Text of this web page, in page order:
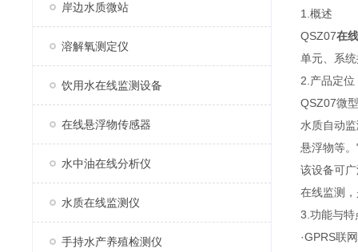
岸边水质微站
溶解氧测定仪
饮用水在线监测设备
在线悬浮物传感器
水中油在线分析仪
水质在线监测仪
手持水产养殖检测仪
1.概述
QSZ07在
单元、系
2.产品定位
QSZ07微
水质自动
悬浮物等
该设备可
在线监测
3.功能与特
·GPRS联